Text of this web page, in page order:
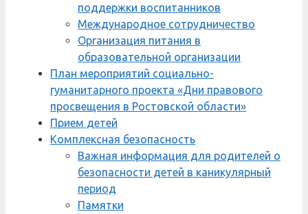
поддержки воспитанников
Международное сотрудничество
Организация питания в
образовательной организации
План мероприятий социально-
гуманитарного проекта «Дни правового
просвещения в Ростовской области»
Прием детей
Комплексная безопасность
Важная информация для родителей о
безопасности детей в каникулярный
период
Памятки